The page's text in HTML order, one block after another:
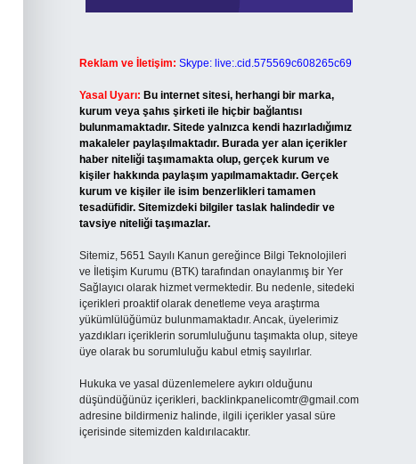
Reklam ve İletişim: Skype: live:.cid.575569c608265c69
Yasal Uyarı: Bu internet sitesi, herhangi bir marka,
kurum veya şahıs şirketi ile hiçbir bağlantısı
bulunmamaktadır. Sitede yalnızca kendi hazırladığımız
makaleler paylaşılmaktadır. Burada yer alan içerikler
haber niteliği taşımamakta olup, gerçek kurum ve
kişiler hakkında paylaşım yapılmamaktadır. Gerçek
kurum ve kişiler ile isim benzerlikleri tamamen
tesadüfidir. Sitemizdeki bilgiler taslak halindedir ve
tavsiye niteliği taşımazlar.
Sitemiz, 5651 Sayılı Kanun gereğince Bilgi Teknolojileri
ve İletişim Kurumu (BTK) tarafından onaylanmış bir Yer
Sağlayıcı olarak hizmet vermektedir. Bu nedenle, sitedeki
içerikleri proaktif olarak denetleme veya araştırma
yükümlülüğümüz bulunmamaktadır. Ancak, üyelerimiz
yazdıkları içeriklerin sorumluluğunu taşımakta olup, siteye
üye olarak bu sorumluluğu kabul etmiş sayılırlar.
Hukuka ve yasal düzenlemelere aykırı olduğunu
düşündüğünüz içerikleri, backlinkpanelicomtr@gmail.com
adresine bildirmeniz halinde, ilgili içerikler yasal süre
içerisinde sitemizden kaldırılacaktır.